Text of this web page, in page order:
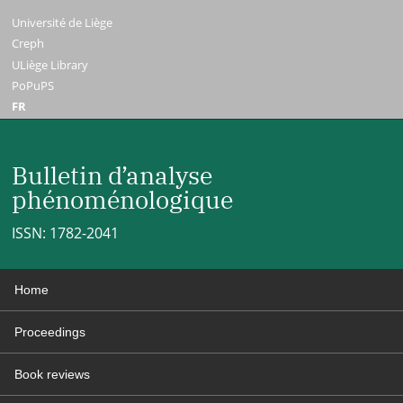
Université de Liège
Creph
ULiège Library
PoPuPS
FR
Bulletin d’analyse
phénoménologique
ISSN: 1782-2041
Home
Proceedings
Book reviews